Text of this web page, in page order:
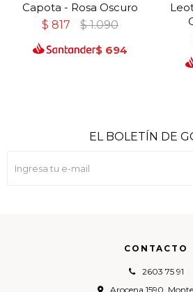
Capota - Rosa Oscuro
$ 817 $ 1.090
$ 694
CONTACTO
2603 75 91
Arocena 1590,
EL BOLETÍN DE